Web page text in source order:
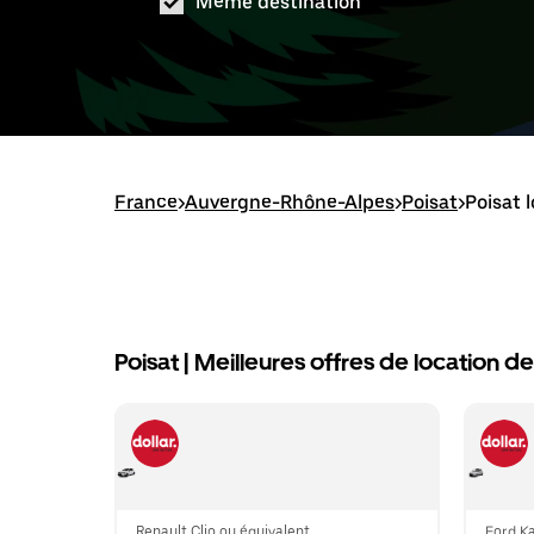
France>Auvergne-Rhône-Alpes>Poisat>Poisat
Poisat | Meilleures offres de location